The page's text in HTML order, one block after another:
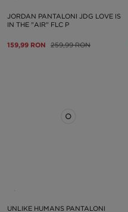
JORDAN PANTALONI JDG LOVE IS
IN THE "AIR" FLC P
159,99 RON 259,99 RON
UNLIKE HUMANS PANTALONI